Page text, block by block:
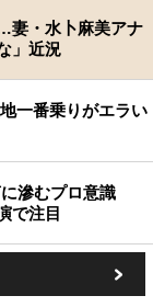
妻・水卜麻美アナ
」近況
一番乗りがエラい
滲むプロ意識
で注目